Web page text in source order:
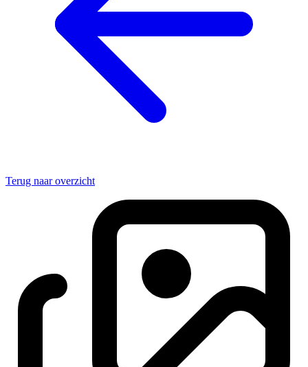
Terug naar overzicht